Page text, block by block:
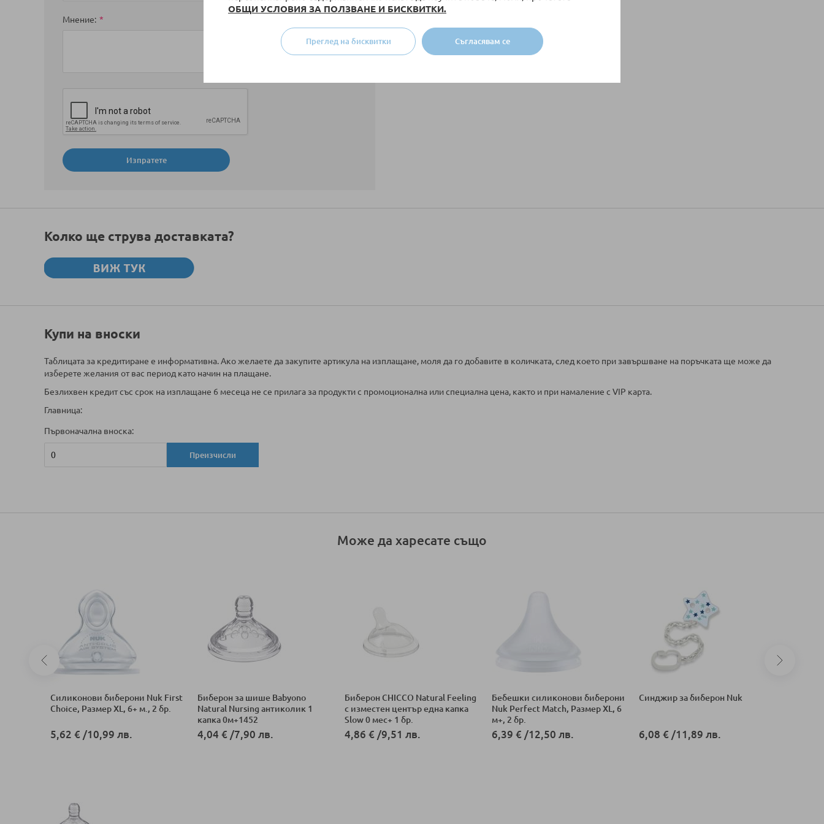
ОБЩИ УСЛОВИЯ ЗА ПОЛЗВАНЕ И БИСКВИТКИ.
Съгласявам се
Преглед на бисквитки
Мнение
Изпратете
Колко ще струва доставката?
Купи на вноски
Таблицата за кредитиране е информативна. Ако желаете да закупите артикула на изплащане, моля да го добавите в количката, след което при завършване на поръчката ще може да
изберете желания от вас период като начин на плащане.
Безлихвен кредит със срок на изплащане 6 месеца не се прилага за продукти с промоционална или специална цена, както и при намаление с VIP карта.
Главница:
Първоначална вноска:
Преизчисли
Може да харесате също
Силиконови биберони Nuk First
Choice, Pазмер XL, 6+ м., 2 бр.
5,62 € /10,99 лв.
Биберон за шише Babyono
Natural Nursing антиколик 1
капка 0м+1452
4,04 € /7,90 лв.
Биберон CHICCO Natural Feeling
с изместен център една капка
Slow 0 мес+ 1 бр.
4,86 € /9,51 лв.
Бебешки силиконови биберони
Nuk Perfect Match, Размер XL, 6
м+, 2 бр.
6,39 € /12,50 лв.
Синджир за биберон Nuk
6,08 € /11,89 лв.